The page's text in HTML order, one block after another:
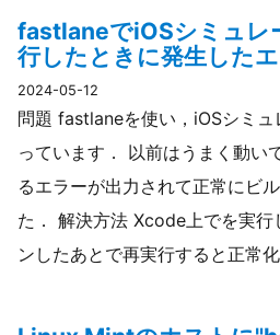
fastlaneでiOSシミュレ
行したときに発生した
2024-05-12
問題 fastlaneを使い，iOSシミ
っています． 以前はうまく動い
るエラーが出力されて正常にビ
た． 解決方法 Xcode上でを実行
ンしたあとで再実行すると正常